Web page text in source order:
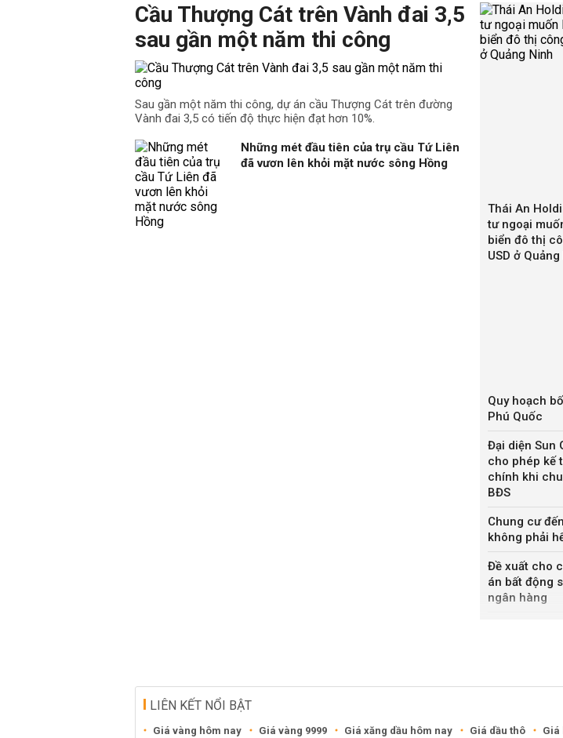
Cầu Thượng Cát trên Vành đai 3,5
sau gần một năm thi công
Sau gần một năm thi công, dự án cầu Thượng Cát trên đường
Vành đai 3,5 có tiến độ thực hiện đạt hơn 10%.
Những mét đầu tiên của trụ cầu Tứ Liên
đã vươn lên khỏi mặt nước sông Hồng
Thái An
tư ngoại
biển đô thị
USD ở
Quy hoạch
Phú Quốc
Đại diện Sun
cho phép kế
chính khi
BĐS
Chung cư
không phải
Đề xuất cho
án bất động
ngân hàng
LIÊN KẾT NỔI BẬT
Giá vàng hôm nay Giá vàng 9999 Giá xăng dầu hôm nay Giá dầu thô Giá